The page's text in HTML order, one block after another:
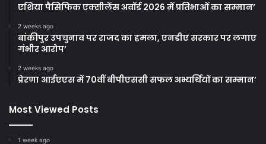
एशिया पैसिफिक एक्सीलेंस अवॉर्ड 2026 में प्रतिभाओं का सम्मान’
2 weeks ago
बांकीपुर उपचुनाव पर राजद का हमला, एनडीए सरकार पर लगाए
गंभीर आरोप’
2 weeks ago
प्रेरणा आईएएस में 70वीं बीपीएससी सफल अभ्यर्थियों का सम्मान’
Most Viewed Posts
1 week ago